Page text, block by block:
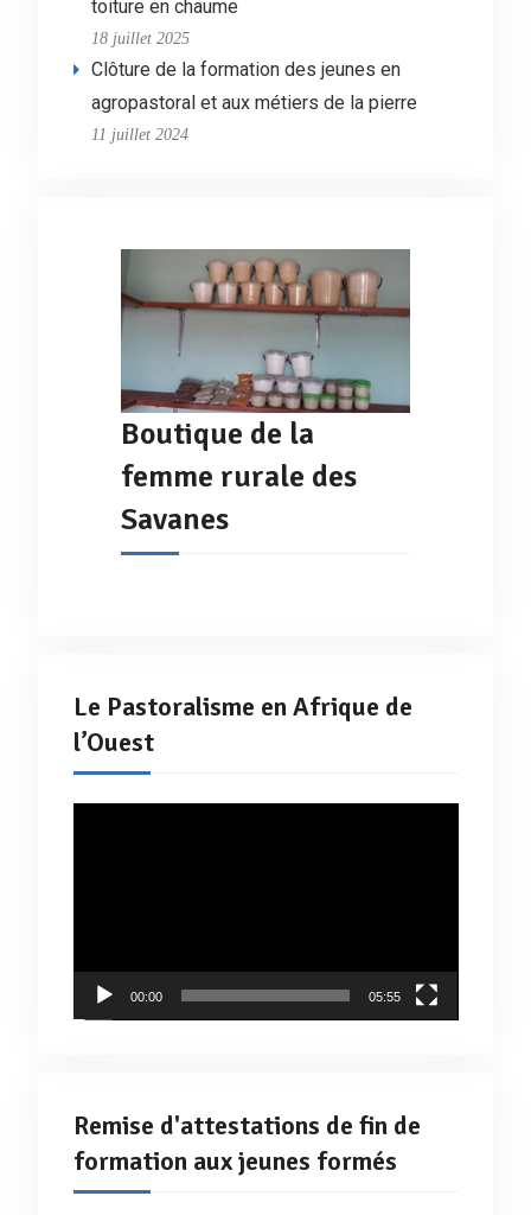
toiture en chaume
18 juillet 2025
Clôture de la formation des jeunes en
agropastoral et aux métiers de la pierre
11 juillet 2024
Boutique de la
femme rurale des
Savanes
Le Pastoralisme en Afrique de
l’Ouest
00:00 05:55
Remise d'attestations de fin de
formation aux jeunes formés